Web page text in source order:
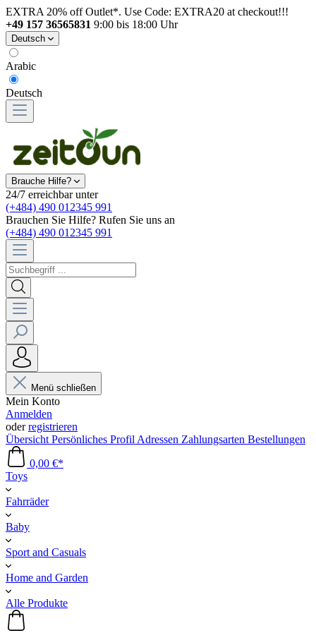
EXTRA 20% off Outlet*. Use Code: EXTRA20 at checkout!!!
+49 157 36565831 9:00 bis 18:00 Uhr
Deutsch
Arabic
Deutsch
Brauche Hilfe?
24/7 erreichbar unter
(+484) 490 012345 991
Brauchen Sie Hilfe? Rufen Sie uns an
(+484) 490 012345 991
Menü schließen
Mein Konto
Anmelden
oderregistrieren
Übersicht Persönliches Profil Adressen Zahlungsarten Bestellungen
0,00 €*
Toys
Fahrräder
Baby
Sport and Casuals
Home and Garden
Alle Produkte